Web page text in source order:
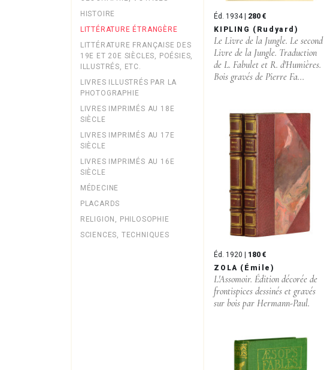
HISTOIRE
LITTÉRATURE ÉTRANGÈRE
LITTÉRATURE FRANÇAISE DES
19E ET 20E SIÈCLES, POÉSIES,
ILLUSTRÉS, ETC.
LIVRES ILLUSTRÉS PAR LA
PHOTOGRAPHIE
LIVRES IMPRIMÉS AU 18E
SIÈCLE
LIVRES IMPRIMÉS AU 17E
SIÈCLE
LIVRES IMPRIMÉS AU 16E
SIÈCLE
MÉDECINE
PLACARDS
RELIGION, PHILOSOPHIE
SCIENCES, TECHNIQUES
Éd. 1934 | 280 €
KIPLING (Rudyard)
Le Livre de la Jungle. Le second
Livre de la Jungle. Traduction
de L. Fabulet et R. d'Humières.
Bois gravés de Pierre Fa...
Éd. 1920 | 180 €
ZOLA (Émile)
L'Assomoir. Édition décorée de
frontispices dessinés et gravés
sur bois par Hermann-Paul.